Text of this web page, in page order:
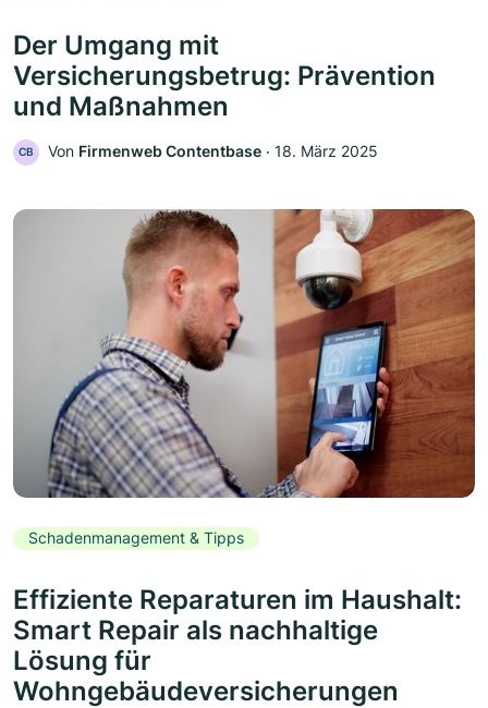
Der Umgang mit
Versicherungsbetrug: Prävention
und Maßnahmen
CB Von Firmenweb Contentbase ‧ 18. März 2025
Schadenmanagement & Tipps
Effiziente Reparaturen im Haushalt:
Smart Repair als nachhaltige
Lösung für
Wohngebäudeversicherungen